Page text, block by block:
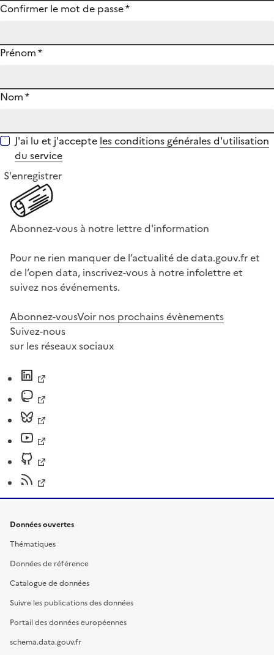
Confirmer le mot de passe*
Prénom*
Nom*
J'ai lu et j'accepte les conditions générales d'utilisation
du service
S'enregistrer
Abonnez-vous à notre lettre d'information
Pour ne rien manquer de l’actualité de data.gouv.fr et
de l’open data, inscrivez-vous à notre infolettre et
suivez nos événements.
Abonnez-vousVoir nos prochains évènements
Suivez-nous
sur les réseaux sociaux
Données ouvertes
Thématiques
Données de référence
Catalogue de données
Suivre les publications des données
Portail des données européennes
schema.data.gouv.fr